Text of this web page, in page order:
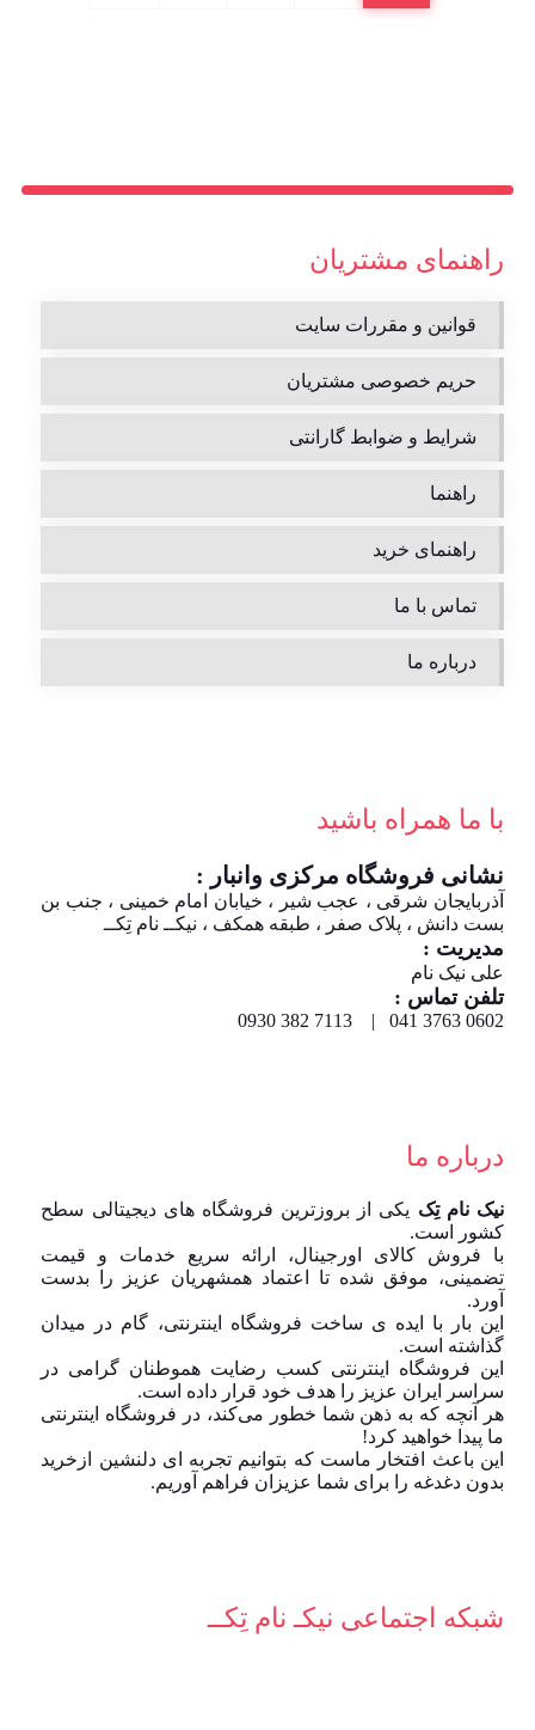
راهنمای مشتریان
قوانین و مقررات سایت
حریم خصوصی مشتریان
شرایط و ضوابط گارانتی
راهنما
راهنمای خرید
تماس با ما
درباره ما
با ما همراه باشید
نشانی فروشگاه مرکزی وانبار :
آذربایجان شرقی ، عجب شیر ، خیابان امام خمینی ، جنب بن
بست دانش ، پلاک صفر ، طبقه همکف ، نیکــ نام تِکــ
مدیریت :
علی نیک نام
تلفن تماس :
0602 3763 041 | 7113 382 0930
درباره ما
نیک نام تِک یکی از بروزترین فروشگاه های دیجیتالی سطح
کشور است.
با فروش کالای اورجینال، ارائه سریع خدمات و قیمت
تضمینی، موفق شده تا اعتماد همشهریان عزیز را بدست
آورد.
این بار با ایده ی ساخت فروشگاه اینترنتی، گام در میدان
گذاشته است.
این فروشگاه اینترنتی کسب رضایت هموطنان گرامی در
سراسر ایران عزیز را هدف خود قرار داده است.
هر آنچه که به ذهن شما خطور می‌کند، در فروشگاه اینترنتی
ما پیدا خواهید کرد!
این باعث افتخار ماست که بتوانیم تجربه ای دلنشین ازخرید
بدون دغدغه را برای شما عزیزان فراهم آوریم.
شبکه‌ اجتماعی نیکـ نام تِکــ